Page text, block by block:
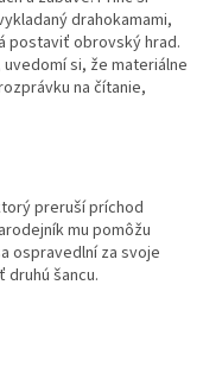
drahokamami,
postaviť obrovský hrad.
si, že materiálne
na čítanie,
preruší príchod
mu pomôžu
ospravedlní za svoje
šancu.